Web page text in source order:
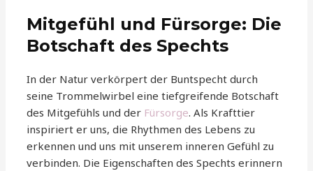
Mitgefühl und Fürsorge: Die
Botschaft des Spechts
In der Natur verkörpert der Buntspecht durch
seine Trommelwirbel eine tiefgreifende Botschaft
des Mitgefühls und der Fürsorge. Als Krafttier
inspiriert er uns, die Rhythmen des Lebens zu
erkennen und uns mit unserem inneren Gefühl zu
verbinden. Die Eigenschaften des Spechts erinnern